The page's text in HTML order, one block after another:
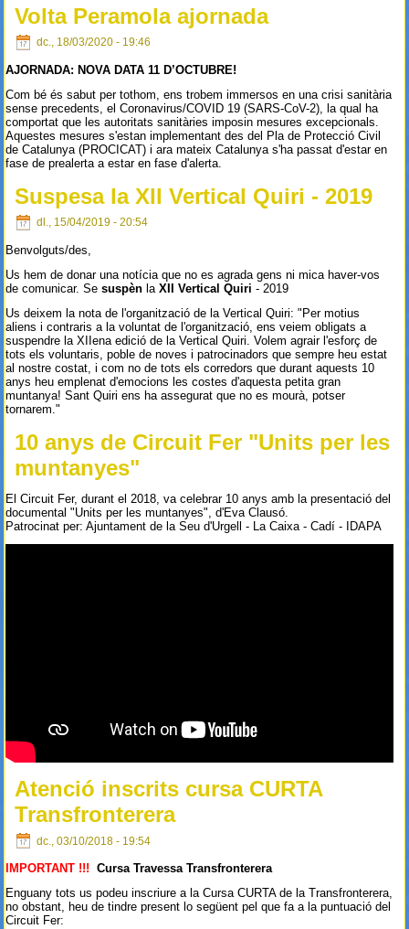
Volta Peramola ajornada
dc., 18/03/2020 - 19:46
AJORNADA: NOVA DATA 11 D’OCTUBRE!
Com bé és sabut per tothom, ens trobem immersos en una crisi sanitària
sense precedents, el Coronavirus/COVID 19 (SARS-CoV-2), la qual ha
comportat que les autoritats sanitàries imposin mesures excepcionals.
Aquestes mesures s'estan implementant des del Pla de Protecció Civil
de Catalunya (PROCICAT) i ara mateix Catalunya s'ha passat d'estar en
fase de prealerta a estar en fase d'alerta.
Suspesa la XII Vertical Quiri - 2019
dl., 15/04/2019 - 20:54
Benvolguts/des,
Us hem de donar una notícia que no es agrada gens ni mica haver-vos
de comunicar. Se suspèn laXII Vertical Quiri- 2019
Us deixem la nota de l'organització de la Vertical Quiri: "Per motius
aliens i contraris a la voluntat de l'organització, ens veiem obligats a
suspendre la XIIena edició de la Vertical Quiri. Volem agrair l'esforç de
tots els voluntaris, poble de noves i patrocinadors que sempre heu estat
al nostre costat, i com no de tots els corredors que durant aquests 10
anys heu emplenat d'emocions les costes d'aquesta petita gran
muntanya! Sant Quiri ens ha assegurat que no es mourà, potser
tornarem."
10 anys de Circuit Fer "Units per les
muntanyes"
El Circuit Fer, durant el 2018, va celebrar 10 anys amb la presentació del
documental "Units per les muntanyes", d'Eva Clausó.
Patrocinat per: Ajuntament de la Seu d'Urgell - La Caixa - Cadí - IDAPA
Atenció inscrits cursa CURTA
Transfronterera
dc., 03/10/2018 - 19:54
IMPORTANT !!!Cursa Travessa Transfronterera
Enguany tots us podeu inscriure a la Cursa CURTA de la Transfronterera,
no obstant, heu de tindre present lo següent pel que fa a la puntuació del
Circuit Fer: